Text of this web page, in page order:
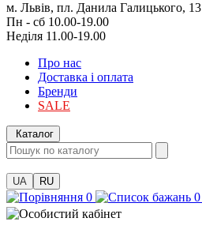
м. Львів, пл. Данила Галицького, 13
Пн - сб 10.00-19.00
Неділя 11.00-19.00
Про нас
Доставка і оплата
Бренди
SALE
Каталог
UA RU
0 0